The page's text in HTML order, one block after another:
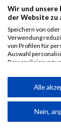
Der smart
Wir und unsere
der Website zu
Speichern von
Verwendung
von Profilen für
Auswahl
Personalisierung
Performance von
Kombinationen
von Inhalten.
Daten können
Alle
Nein,